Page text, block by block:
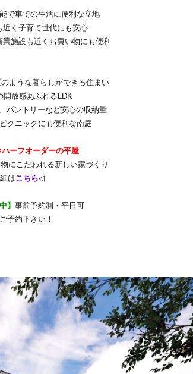
で車での生活に便利な立地
近く子育て世代にも安心
施設も近くお買い物にも便利
ような暮らしができる住まい
開放感あふれるLDK
パントリーなど安心の収納量
クニックにも便利な南庭
ーフオーダーの平屋
にこだわれる新しい家づくり
はこちら◁
】 事前予約制・平日可
予約下さい！